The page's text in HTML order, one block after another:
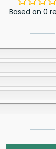
Based on 0